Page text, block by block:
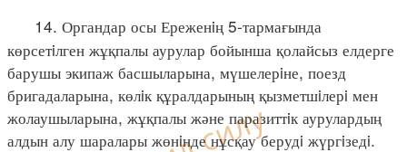
14. Органдар осы Ереженiң 5-тармағында
көрсетiлген жұқпалы аурулар бойынша қолайсыз елдерге
барушы экипаж басшыларына, мүшелерiне, поезд
бригадаларына, көлiк құралдарының қызметшiлерi мен
жолаушыларына, жұқпалы және паразиттiк аурулардың
алдын алу шаралары жөнiнде нұсқау берудi жүргiзедi.